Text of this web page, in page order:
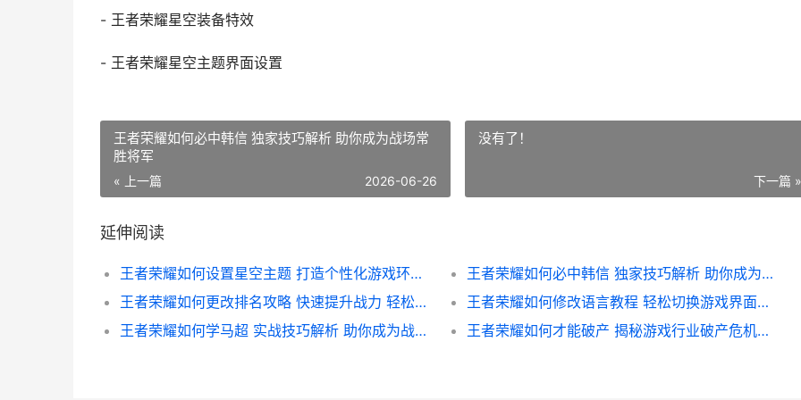
- 王者荣耀星空装备特效
- 王者荣耀星空主题界面设置
王者荣耀如何必中韩信 独家技巧解析 助你成为战场常
胜将军
« 上一篇 2026-06-26
没有了！
下一篇 »
延伸阅读
王者荣耀如何设置星空主题 打造个性化游戏环境全攻略
王者荣耀如何必中韩信 独家技巧解析 助你成为战场常胜将军
王者荣耀如何更改排名攻略 快速提升战力 轻松登顶排行榜
王者荣耀如何修改语言教程 轻松切换游戏界面语言指南
王者荣耀如何学马超 实战技巧解析 助你成为战场马超高手
王者荣耀如何才能破产 揭秘游戏行业破产危机的潜在路径